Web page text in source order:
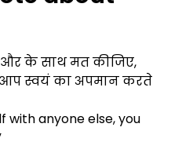
के साथ मत कीजिए,
स्वयं का अपमान करते
with anyone else, you